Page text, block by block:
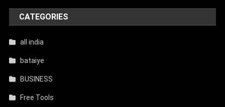
CATEGORIES
all india
bataiye
BUSINESS
Free Tools